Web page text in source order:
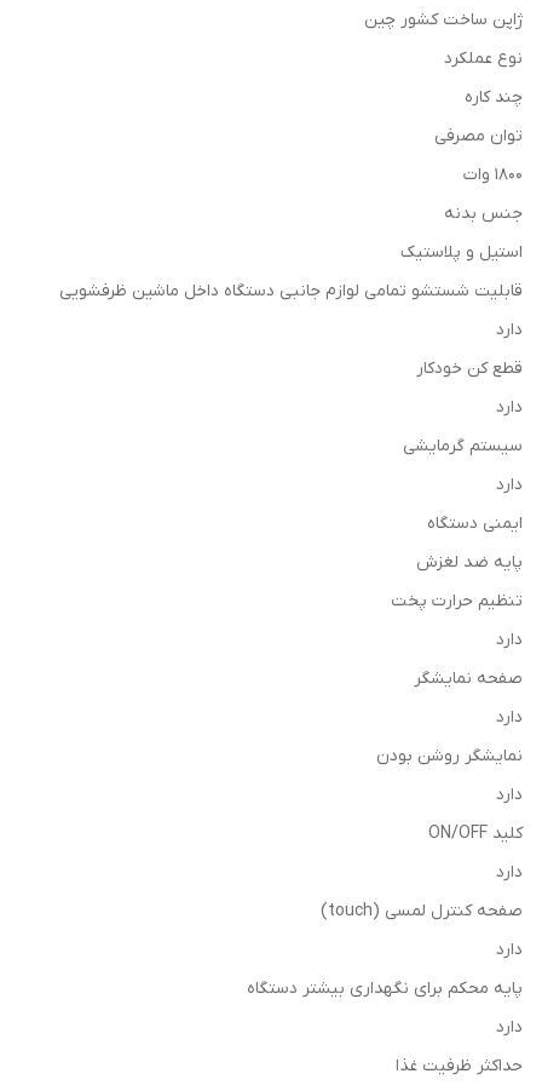
ژاپن ساخت کشور چین
نوع عملکرد
چند کاره
توان مصرفی
1800 وات
جنس بدنه
استیل و پلاستیک
قابلیت شستشو تمامی لوازم جانبی دستگاه داخل ماشین ظرفشویی
دارد
قطع کن خودکار
دارد
سیستم گرمایشی
دارد
ایمنی دستگاه
پایه ضد لغزش
تنظیم حرارت پخت
دارد
صفحه نمایشگر
دارد
نمایشگر روشن بودن
دارد
کلید ON/OFF
دارد
صفحه کنترل لمسی (touch)
دارد
پایه محکم برای نگهداری بیشتر دستگاه
دارد
حداکثر ظرفیت غذا